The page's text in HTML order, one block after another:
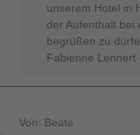
unserem Hotel in
der Aufenthalt bei
begrüßen zu
Fabienne Lennert
Von: Beate